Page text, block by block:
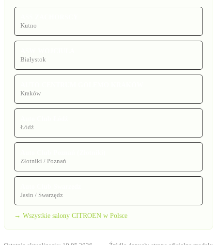
Kutno
Białystok
Kraków
Łódź
Złotniki / Poznań
Jasin / Swarzędz
→ Wszystkie salony CITROEN w Polsce